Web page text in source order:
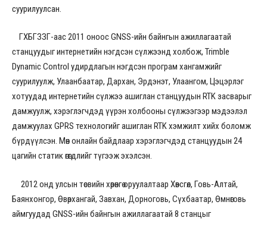
суурилуулсан.
ГХБГЗЗГ-аас 2011 оноос GNSS-ийн байнгын ажиллагаатай
станцуудыг интернетийн нэгдсэн сүлжээнд холбож, Trimble
Dynamic Control удирдлагын нэгдсэн програм хангамжийг
суурилуулж, Улаанбаатар, Дархан, Эрдэнэт, Улаангом, Цэцэрлэг
хотуудад интернетийн сүлжээ ашиглан станцуудын RTK засварыг
дамжуулж, хэрэглэгчдэд үүрэн холбооны сүлжээгээр мэдээлэл
дамжуулах GPRS технологийг ашиглан RTK хэмжилт хийх боломж
бүрдүүлсэн. Мөн онлайн байдлаар хэрэглэгчдэд станцуудын 24
цагийн статик өгөгдлийг түгээж эхэлсэн.
2012 онд улсын төсвийн хөрөнгө оруулалтаар Хөвсгөл, Говь-Алтай,
Баянхонгор, Өвөрхангай, Завхан, Дорноговь, Сүхбаатар, Өмнөговь
аймгуудад GNSS-ийн байнгын ажиллагаатай 8 станцыг